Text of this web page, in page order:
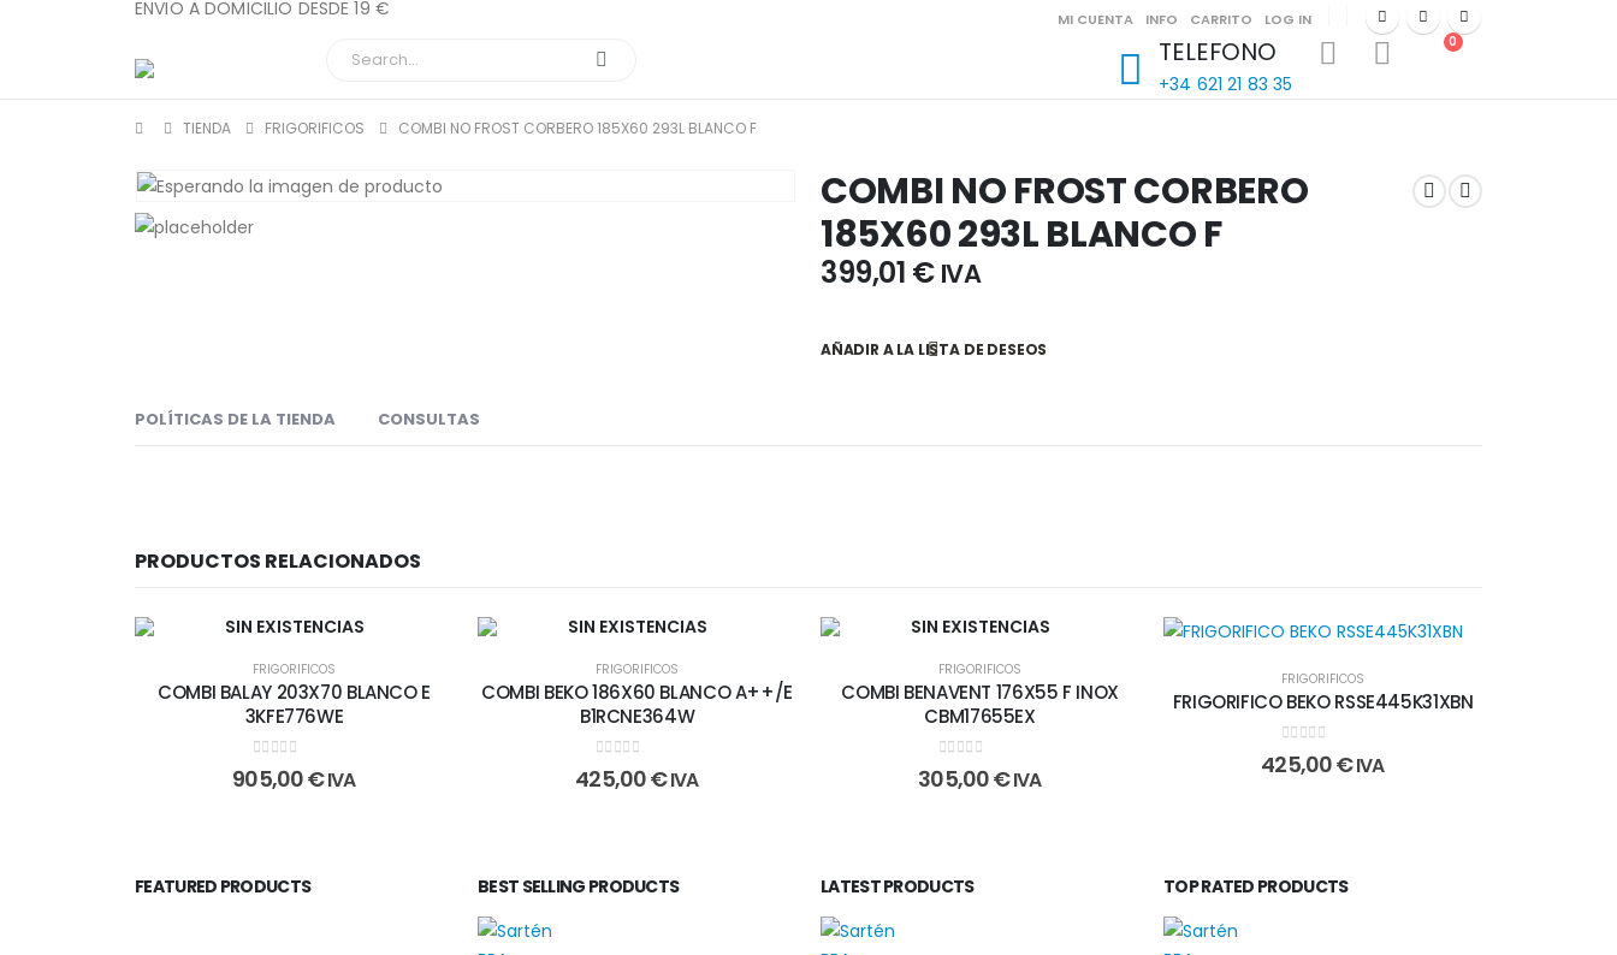
ENVIO A DOMICILIO DESDE 19 € MI CUENTA INFO CARRITO LOG IN
TELEFONO
+34 621 21 83 35
0
TIENDA FRIGORIFICOS COMBI NO FROST CORBERO 185X60 293L BLANCO F
COMBI NO FROST CORBERO
185X60 293L BLANCO F
399,01 € IVA
AÑADIR A LA LISTA DE DESEOS
POLÍTICAS DE LA TIENDA CONSULTAS
PRODUCTOS RELACIONADOS
SIN EXISTENCIAS
FRIGORIFICOS
COMBI BALAY 203X70 BLANCO E
3KFE776WE
0 out of 5
905,00€IVA
SIN EXISTENCIAS
FRIGORIFICOS
COMBI BEKO 186X60 BLANCO A++/E
B1RCNE364W
0 out of 5
425,00€IVA
SIN EXISTENCIAS
FRIGORIFICOS
COMBI BENAVENT 176X55 F INOX
CBM17655EX
0 out of 5
305,00€IVA
FRIGORIFICOS
FRIGORIFICO BEKO RSSE445K31XBN
0 out of 5
425,00€IVA
FEATURED PRODUCTS BEST SELLING PRODUCTS LATEST PRODUCTS TOP RATED PRODUCTS